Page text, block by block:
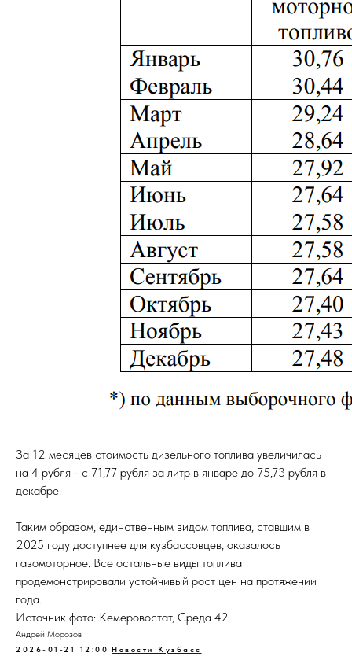
За 12 месяцев стоимость дизельного топлива увеличилась
на 4 рубля - с 71,77 рубля за литр в январе до 75,73 рубля в
декабре.
Таким образом, единственным видом топлива, ставшим в
2025 году доступнее для кузбассовцев, оказалось
газомоторное. Все остальные виды топлива
продемонстрировали устойчивый рост цен на протяжении
года.
Источник фото: Кемеровостат, Среда 42
Андрей Морозов
2026-01-21 12:00 Новости Кузбасс